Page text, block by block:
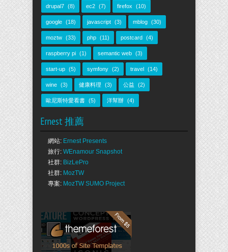
drupal7 (8) ec2 (7) firefox (10)
google (18) javascript (3) mblog (30)
moztw (33) php (11) postcard (4)
raspberry pi (1) semantic web (3)
start-up (5) symfony (2) travel (14)
wine (3) 健康料理 (3) 公益 (2)
歐尼斯特愛看書 (5) 洋幫辦 (4)
Ernest 推薦
網站: Ernest Presents
旅行: WEnamour Snapshot
社群: BizLePro
社群: MozTW
專案: MozTW SUMO Project